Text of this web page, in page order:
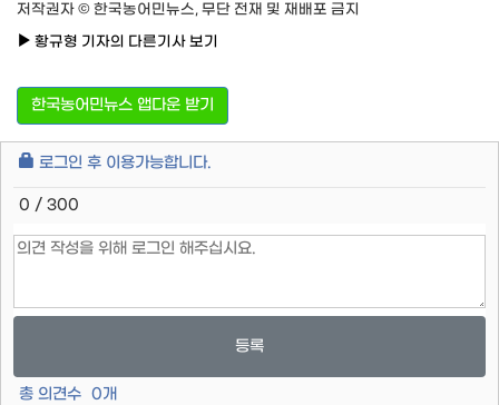
저작권자 © 한국농어민뉴스, 무단 전재 및 재배포 금지
황규형 기자의 다른기사 보기
한국농어민뉴스 앱다운 받기
로그인 후 이용가능합니다.
0 / 300
등록
총 의견수 0개